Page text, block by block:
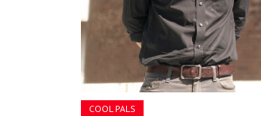
COOL PALS